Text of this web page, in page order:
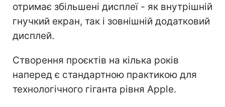
отримає збільшені дисплеї - як внутрішній
гнучкий екран, так і зовнішній додатковий
дисплей.
Створення проєктів на кілька років
наперед є стандартною практикою для
технологічного гіганта рівня Apple.